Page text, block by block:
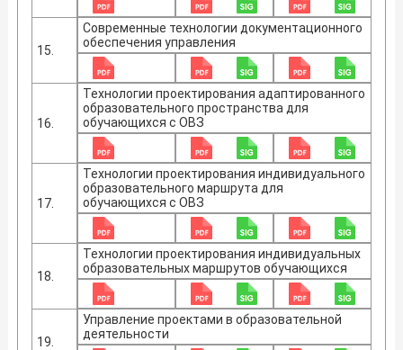
15.
Современные технологии документационного
обеспечения управления
16.
Технологии проектирования адаптированного
образовательного пространства для
обучающихся с ОВЗ
17.
Технологии проектирования индивидуального
образовательного маршрута для
обучающихся с ОВЗ
18.
Технологии проектирования индивидуальных
образовательных маршрутов обучающихся
19.
Управление проектами в образовательной
деятельности